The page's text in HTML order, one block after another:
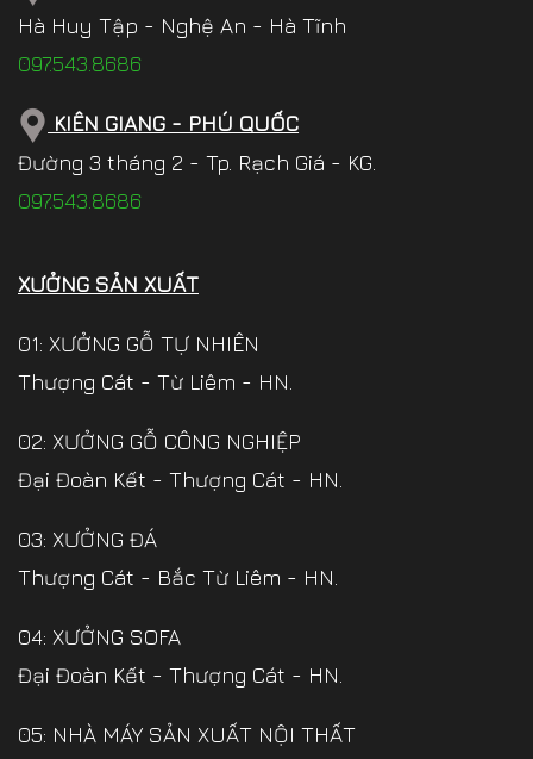
Hà Huy Tập - Nghệ An - Hà Tĩnh
097.543.8686
KIÊN GIANG - PHÚ QUỐC
Đường 3 tháng 2 - Tp. Rạch Giá - KG.
097.543.8686
XƯỞNG SẢN XUẤT
01: XƯỞNG GỖ TỰ NHIÊN
Thượng Cát - Từ Liêm - HN.
02: XƯỞNG GỖ CÔNG NGHIỆP
Đại Đoàn Kết - Thượng Cát - HN.
03: XƯỞNG ĐÁ
Thượng Cát - Bắc Từ Liêm - HN.
04: XƯỞNG SOFA
Đại Đoàn Kết - Thượng Cát - HN.
05: NHÀ MÁY SẢN XUẤT NỘI THẤT